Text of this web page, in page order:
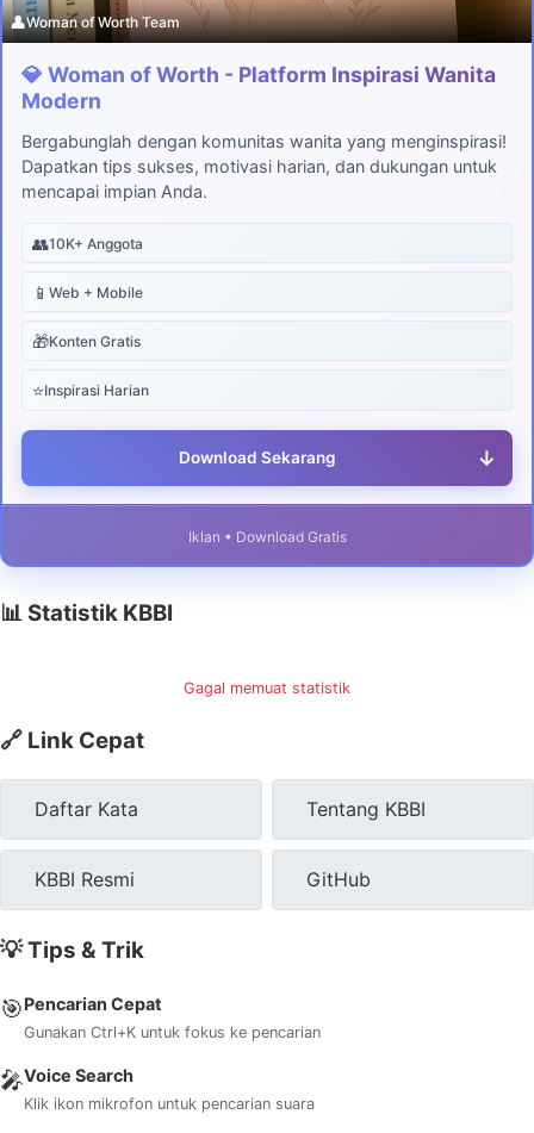
👤Woman of Worth Team
💎 Woman of Worth - Platform Inspirasi Wanita
Modern
Bergabunglah dengan komunitas wanita yang menginspirasi!
Dapatkan tips sukses, motivasi harian, dan dukungan untuk
mencapai impian Anda.
👥10K+ Anggota
📱 Web + Mobile
🎁Konten Gratis
⭐Inspirasi Harian
Download Sekarang ↓
Iklan • Download Gratis
📊 Statistik KBBI
Gagal memuat statistik
🔗 Link Cepat
Daftar Kata Tentang KBBI
KBBI Resmi GitHub
💡 Tips & Trik
🎯Pencarian Cepat
Gunakan Ctrl+K untuk fokus ke pencarian
🎤Voice Search
Klik ikon mikrofon untuk pencarian suara